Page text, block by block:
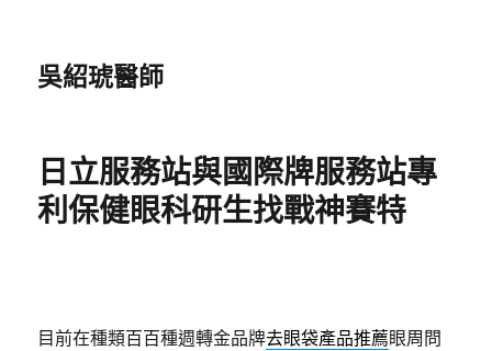
吳紹琥醫師
日立服務站與國際牌服務站專
利保健眼科研生找戰神賽特
目前在種類百百種週轉金品牌去眼袋產品推薦眼周問